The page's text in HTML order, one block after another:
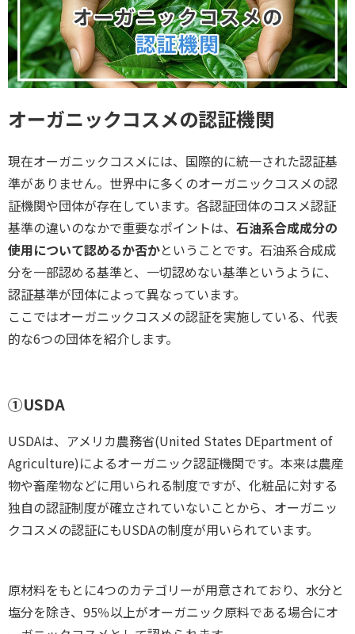
オーガニックコスメの認証機関
現在オーガニックコスメには、国際的に統一された認証基
準がありません。世界中に多くのオーガニックコスメの認
証機関や団体が存在しています。各認証団体のコスメ認証
基準の違いのなかで重要なポイントは、 石油系合成成分の
使用について認めるか否かということです。石油系合成成
分を一部認める基準と、一切認めない基準というように、
認証基準が団体によって異なっています。
ここではオーガニックコスメの認証を実施している、代表
的な6つの団体を紹介します。
①USDA
USDAは、アメリカ農務省(United States DEpartment of
Agriculture)によるオーガニック認証機関です。本来は農産
物や畜産物などに用いられる制度ですが、化粧品に対する
独自の認証制度が確立されていないことから、オーガニッ
クコスメの認証にもUSDAの制度が用いられています。
原材料をもとに4つのカテゴリーが用意されており、水分と
塩分を除き、95％以上がオーガニック原料である場合にオ